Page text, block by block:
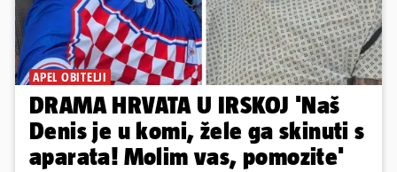
APEL OBITELJI
DRAMA HRVATA U IRSKOJ 'Naš
Denis je u komi, žele ga skinuti s
aparata! Molim vas, pomozite'